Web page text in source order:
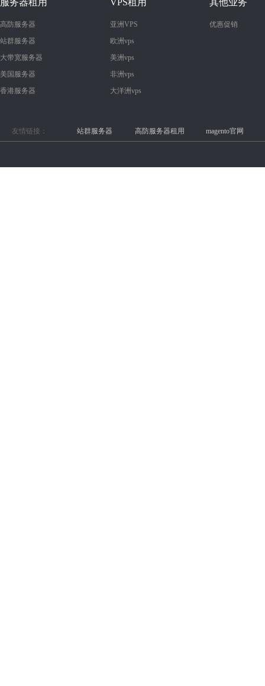
服务器租用
高防服务器
站群服务器
大带宽服务器
美国服务器
香港服务器
VPS租用
亚洲VPS
欧洲vps
美洲vps
非洲vps
大洋洲vps
其他业务
优惠促销
友情链接： 站群服务器 高防服务器租用 magento官网